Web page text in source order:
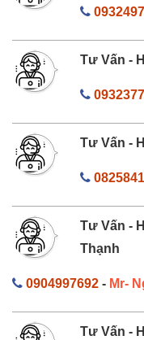
Tư Vấn -
Tư Vấn -
Tư Vấn -
Thạnh
0904997692 - Mr-
Tư Vấn -